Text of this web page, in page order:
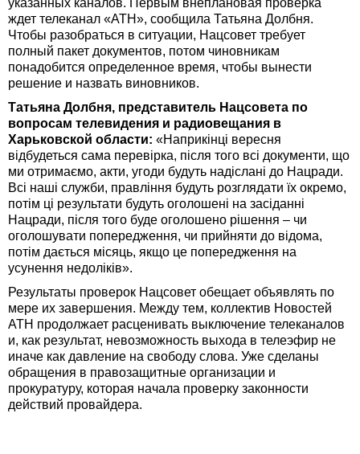
указанных каналов. Первым внеплановая проверка
ждет телеканал «АТН», сообщила Татьяна Долбня.
Чтобы разобраться в ситуации, Нацсовет требует
полный пакет документов, потом чиновникам
понадобится определенное время, чтобы вынести
решение и назвать виновников.
Татьяна Долбня, представитель Нацсовета по
вопросам телевидения и радиовещания в
Харьковской области: «Наприкінці вересня
відбудеться сама перевірка, після того всі документи, що
ми отримаємо, акти, угоди будуть надіслані до Нацради.
Всі наші служби, правління будуть розглядати їх окремо,
потім ці результати будуть оголошені на засіданні
Нацради, після того буде оголошено рішення – чи
оголошувати попередження, чи прийняти до відома,
потім дається місяць, якщо це попередження на
усунення недоліків».
Результаты проверок Нацсовет обещает объявлять по
мере их завершения. Между тем, коллектив Новостей
АТН продолжает расценивать выключение телеканалов
и, как результат, невозможность выхода в телеэфир не
иначе как давление на свободу слова. Уже сделаны
обращения в правозащитные организации и
прокуратуру, которая начала проверку законности
действий провайдера.